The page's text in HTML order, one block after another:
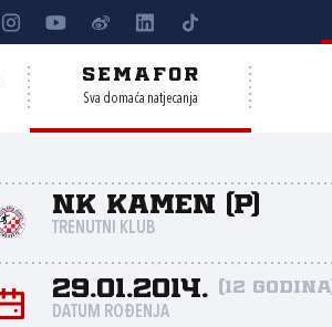
SEMAFOR
Sva domaća natjecanja
NK Kamen (P)
TRENUTNI KLUB
29.01.2014. (12 godina)
DATUM ROĐENJA